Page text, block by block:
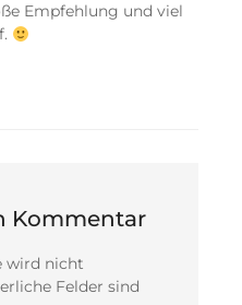
Empfehlung und viel
Kommentar
wird nicht
Felder sind